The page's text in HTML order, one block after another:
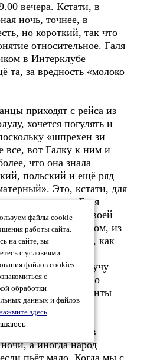
вечера. Кстати, в
ночь, точнее, в
но короткий, так что
относительное. Галя
в Интерклубе
та, за вредность «молоко
приходят с рейса из
хочется погулять и
«шпрехен зи
все, вот Галку к ним и
что она знала
польский и ещё ряд
Это, кстати, для
условие. Галя
эпизодом из своей
в ресторан с венгром, из
салона, как
её познакомил с
про неё кучу
время только мило
это он ей комплименты
работы в
а иногда народ
пьёт мало. Когда мы с
файлы cookie
работы сайта.
на сайте, вы
с условиями
файлов cookies.
с
обработки
данных и файлов
здесь.